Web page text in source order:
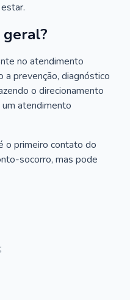
no atendimento
a prevenção, diagnóstico
o direcionamento
atendimento
o primeiro contato do
socorro, mas pode